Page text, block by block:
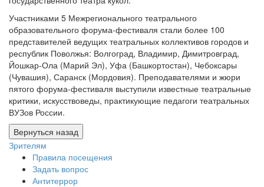
Участниками 5 Межрегионального театрального
образовательного форума-фестиваля стали более 100
представителей ведущих театральных коллективов городов и
республик Поволжья: Волгоград, Владимир, Димитровград,
Йошкар-Ола (Марий Эл), Уфа (Башкортостан), Чебоксары
(Чувашия), Саранск (Мордовия). Преподавателями и жюри
пятого форума-фестиваля выступили известные театральные
критики, искусствоведы, практикующие педагоги театральных
ВУЗов России.
Зрителям
Правила посещения
Задать вопрос
Антитеррор